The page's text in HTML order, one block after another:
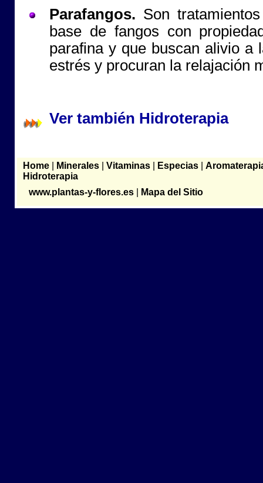
Parafangos. Son
base de fangos con
parafina y que buscan alivio a
estrés y procuran la relajación
Ver también Hidroterapia
Home Minerales Vitaminas Especias
Hidroterapia
www.plantas-y-flores.es
Mapa del Sitio